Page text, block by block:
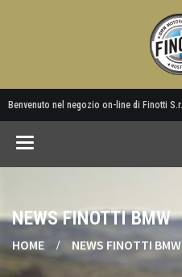
Benvenuto nel negozio on-line di Finotti
Toggle
NEWS FINOTTI BMW
HOME NEWS FINOTTI BMW